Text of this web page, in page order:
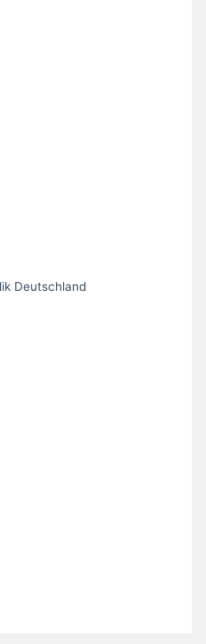
Deutschland